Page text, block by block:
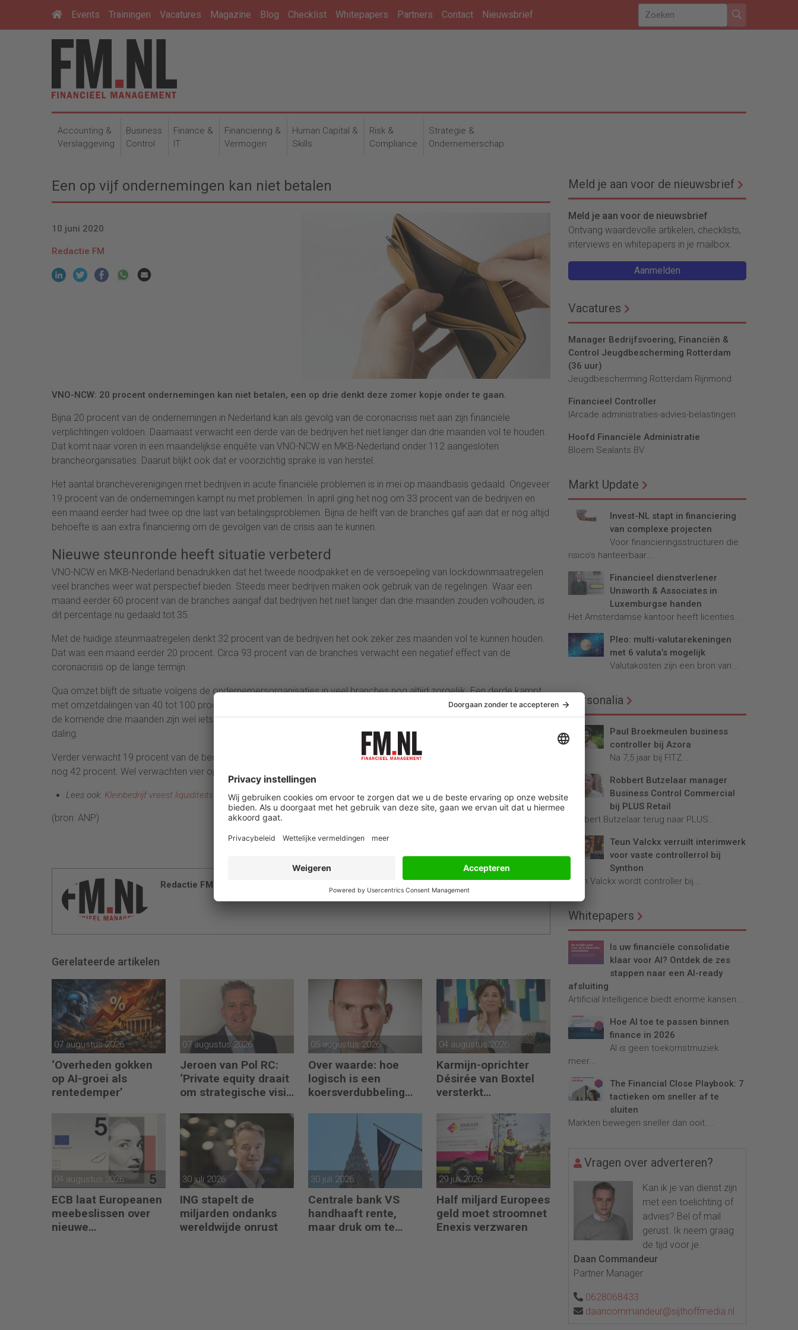
Events Trainingen Vacatures Magazine Blog Checklist Whitepapers Partners Contact Nieuwsbrief
Accounting &
Verslaggeving
Business
Control
Finance &
IT
Financiering &
Vermogen
Human Capital &
Skills
Risk &
Compliance
Strategie &
Ondernemerschap
Een op vijf ondernemingen kan niet betalen
10 juni 2020
Redactie FM
VNO-NCW: 20 procent ondernemingen kan niet betalen, een op drie denkt deze zomer kopje onder te gaan.
Bijna 20 procent van de ondernemingen in Nederland kan als gevolg van de coronacrisis niet aan zijn financiële
verplichtingen voldoen. Daarnaast verwacht een derde van de bedrijven het niet langer dan drie maanden vol te houden.
Dat komt naar voren in een maandelijkse enquête van VNO-NCW en MKB-Nederland onder 112 aangesloten
brancheorganisaties. Daaruit blijkt ook dat er voorzichtig sprake is van herstel.
Het aantal brancheverenigingen met bedrijven in acute financiële problemen is in mei op maandbasis gedaald. Ongeveer
19 procent van de ondernemingen kampt nu met problemen. In april ging het nog om 33 procent van de bedrijven en
een maand eerder had twee op drie last van betalingsproblemen. Bijna de helft van de branches gaf aan dat er nog altijd
behoefte is aan extra financiering om de gevolgen van de crisis aan te kunnen.
Nieuwe steunronde heeft situatie verbeterd
VNO-NCW en MKB-Nederland benadrukken dat het tweede noodpakket en de versoepeling van lockdownmaatregelen
veel branches weer wat perspectief bieden. Steeds meer bedrijven maken ook gebruik van de regelingen. Waar een
maand eerder 60 procent van de branches aangaf dat bedrijven het niet langer dan drie maanden zouden volhouden, is
dit percentage nu gedaald tot 35.
Met de huidige steunmaatregelen denkt 32 procent van de bedrijven het ook zeker zes maanden vol te kunnen houden.
Dat was een maand eerder 20 procent. Circa 93 procent van de branches verwacht een negatief effect van de
coronacrisis op de lange termijn.
Qua omzet blijft de situatie volgens de ondernemersorganisaties in veel branches nog altijd zorgelijk. Een derde kampt
met omzetdalingen van 40 tot 100 procent en dat is nauwelijks anders dan een maand geleden. De verwachtingen voor
de komende drie maanden zijn wel iets gunstiger, al voorziet ongeveer driekwart van de branches ook dan nog een
daling.
Verder verwacht 19 procent van de bedrijven een sterke daling van de werkgelegenheid. Dat was een maand eerder
nog 42 procent. Wel verwachten vier op de tien bedrijven een beperkte afname van het aantal banen.
Lees ook: Kleinbedrijf vreest liquiditeitstekort
(bron: ANP)
Redactie FM
Gerelateerde artikelen
07 augustus 2026
‘Overheden gokken
op AI-groei als
rentedemper’
07 augustus 2026
Jeroen van Pol RC:
‘Private equity draait
om strategische visie
excellence’
05 augustus 2026
Over waarde: hoe
logisch is een
koersverdubbeling
04 augustus 2026
Karmijn-oprichter
Désirée van Boxtel
versterkt
Capabel
04 augustus 2026
ECB laat Europeanen
meebeslissen over
nieuwe
30 juli 2026
ING stapelt de
miljarden ondanks
wereldwijde onrust
30 juli 2026
Centrale bank VS
handhaaft rente,
maar druk om te
29 juli 2026
Half miljard Europees
geld moet stroomnet
Enexis verzwaren
Meld je aan voor de nieuwsbrief
Meld je aan voor de nieuwsbrief
Ontvang waardevolle artikelen, checklists,
interviews en whitepapers in je mailbox.
Aanmelden
Vacatures
Manager Bedrijfsvoering, Financiën &
Control Jeugdbescherming Rotterdam
(36 uur)
Jeugdbescherming Rotterdam Rijnmond
Financieel Controller
lArcade administraties-advies-belastingen
Hoofd Financiële Administratie
Bloem Sealants BV
Markt Update
Invest-NL stapt in financiering
van complexe projecten
Voor financieringsstructuren die
risico’s hanteerbaar...
Financieel dienstverlener
Unsworth & Associates in
Luxemburgse handen
Het Amsterdamse kantoor heeft licenties...
Pleo: multi-valutarekeningen
met 6 valuta’s mogelijk
Valutakosten zijn een bron van...
Personalia
Paul Broekmeulen business
controller bij Azora
Na 7,5 jaar bij FITZ...
Robbert Butzelaar manager
Business Control Commercial
bij PLUS Retail
Robbert Butzelaar terug naar PLUS...
Teun Valckx verruilt interimwerk
voor vaste controllerrol bij
Synthon
Teun Valckx wordt controller bij...
Whitepapers
Is uw financiële consolidatie
klaar voor AI? Ontdek de zes
stappen naar een AI-ready
afsluiting
Artificial Intelligence biedt enorme kansen...
Hoe AI toe te passen binnen
finance in 2026
AI is geen toekomstmuziek
meer...
The Financial Close Playbook: 7
tactieken om sneller af te
sluiten
Markten bewegen sneller dan ooit....
Vragen over adverteren?
Kan ik je van dienst zijn
met een toelichting of
advies? Bel of mail
gerust. Ik neem graag
de tijd voor je.
Daan Commandeur
Partner Manager
0628068433
daancommandeur@sijthoffmedia.nl